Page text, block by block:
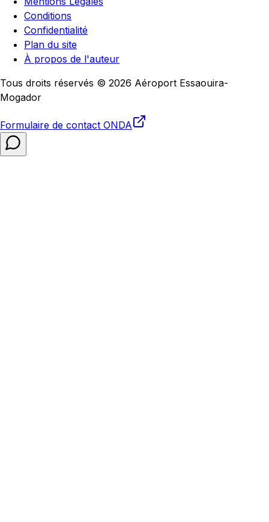
Conditions
Confidentialité
Plan du site
À propos de l'auteur
Tous droits réservés © 2026 Aéroport Essaouira-
Mogador
Formulaire de contact ONDA